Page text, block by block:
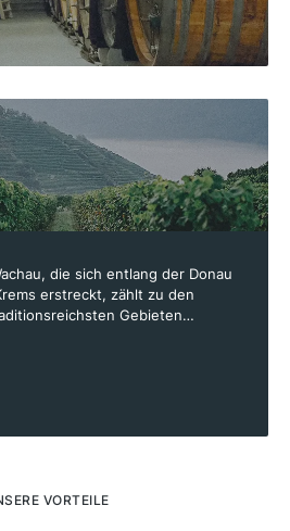
die sich entlang der Donau
erstreckt, zählt zu den
Gebieten
der Herrschaft der
Weinbau eine erste Blütezeit.
befestigt
der Region, insbesondere
VORTEILE